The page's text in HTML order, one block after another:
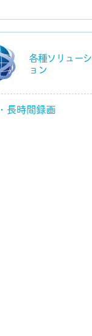
各種ソリューシ
ョン
長時間録画